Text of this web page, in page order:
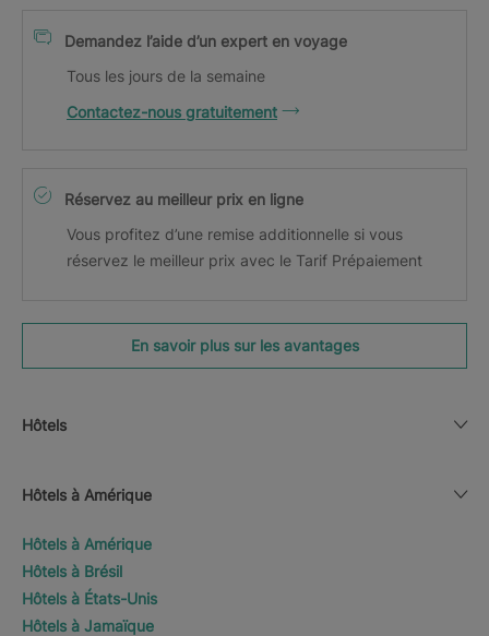
Demandez l’aide d’un expert en voyage
Tous les jours de la semaine
Contactez-nous gratuitement
Réservez au meilleur prix en ligne
Vous profitez d’une remise additionnelle si vous
réservez le meilleur prix avec le Tarif Prépaiement
En savoir plus sur les avantages
Hôtels
Hôtels à Amérique
Hôtels à Amérique
Hôtels à Brésil
Hôtels à États-Unis
Hôtels à Jamaïque